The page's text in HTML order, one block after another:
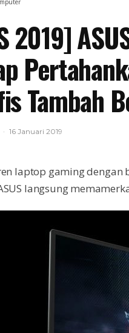
2019]
Tambah
· 16 Januari 2019
laptop gaming dengan
langsung